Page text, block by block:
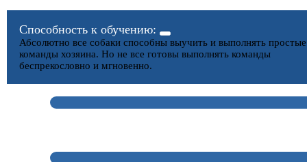
Способность к обучению:
Абсолютно все собаки способны выучить и выполнять простые
команды хозяина. Но не все готовы выполнять команды
беспрекословно и мгновенно.